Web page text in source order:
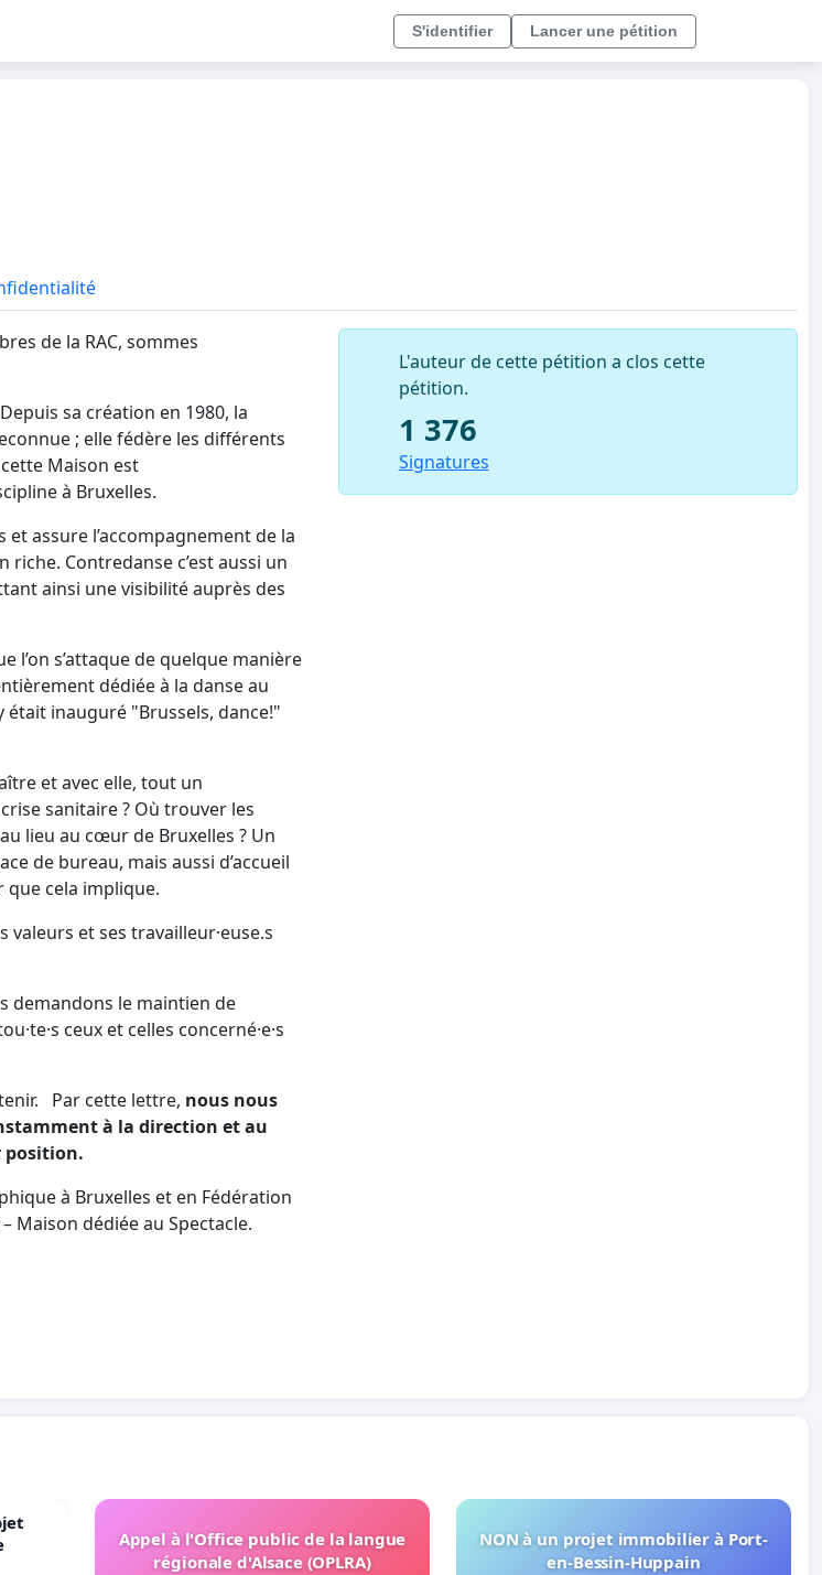
S'identifier Lancer une pétition
de la RAC, sommes
sa création en 1980, la
; elle fédère les différents
Maison est
à Bruxelles.
assure l’accompagnement de la
Contredanse c’est aussi un
ainsi une visibilité auprès des
s’attaque de quelque manière
dédiée à la danse au
était inauguré "Brussels, dance!"
et avec elle, tout un
sanitaire ? Où trouver les
lieu au cœur de Bruxelles ? Un
de bureau, mais aussi d’accueil
que cela implique.
et ses travailleur·euse.s
demandons le maintien de
ceux et celles concerné·e·s
Par cette lettre, nous nous
à la direction et au
position.
à Bruxelles et en Fédération
Maison dédiée au Spectacle.
L'auteur de cette pétition a clos cette
pétition.
1 376
Signatures
Appel à l'Office public de la langue
régionale d'Alsace (OPLRA)
NON à un projet immobilier à Port-
en-Bessin-Huppain